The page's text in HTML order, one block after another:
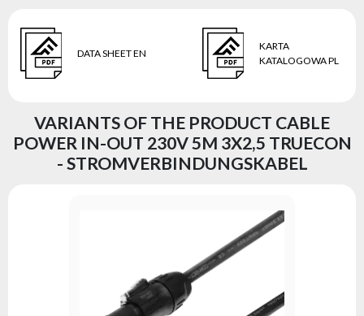
DATA SHEET EN
KARTA
KATALOGOWA PL
VARIANTS OF THE PRODUCT CABLE
POWER IN-OUT 230V 5M 3X2,5 TRUECON
- STROMVERBINDUNGSKABEL